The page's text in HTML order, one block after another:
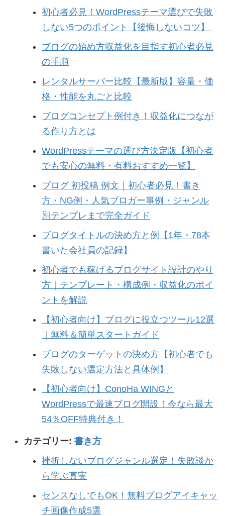
初心者必見！WordPressテーマ選びで失敗
しない5つのポイント【後悔しないコツ】
ブログの始め方収益化を目指す初心者必見
の手順
レンタルサーバー比較【最新版】容量・価
格・性能を丸ごと比較
ブログコンセプト例付き！収益化につなが
る作り方とは
WordPressテーマの選び方決定版【初心者
でも安心の無料・有料おすすめ一覧】
ブログ 初投稿 例文｜初心者必見！書き
方・NG例・人気ブロガー事例・ジャンル
別テンプレまで完全ガイド
ブログタイトルの決め方と例【1年・78本
書いた会社員の記録】
初心者でも稼げるブログサイト設計のやり
方｜テンプレート・構成例・収益化のポイ
ントを解説
【初心者向け】ブログに役立つツール12選
｜無料＆簡単スタートガイド
ブログのターゲットの決め方【初心者でも
失敗しない選定方法と具体例】
【初心者向け】ConoHa WINGと
WordPressで最速ブログ開設！今なら最大
54％OFF特典付き！
カテゴリー: 書き方
挫折しないブログジャンル選定！失敗談か
ら学ぶ真実
センスなしでもOK！無料ブログアイキャッ
チ画像作成5選